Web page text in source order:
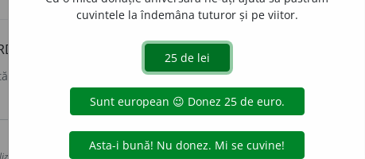
PĂTA.
de acțiuni
Copyright © 2004-2026 dexonline (https://dexonline.ro)
datelor de pe acest site, inclusiv prin orice metode de extragere automată
cuvintele la îndemâna tuturor și pe viitor.